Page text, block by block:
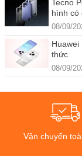
Tecno
hình có
08/09/
Huawei
thức
08/09/
Vận chuyển